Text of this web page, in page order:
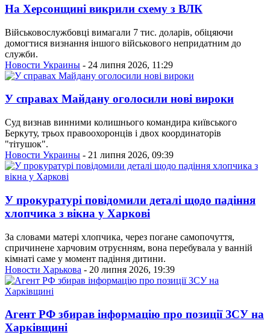
На Херсонщині викрили схему з ВЛК
Військовослужбовці вимагали 7 тис. доларів, обіцяючи
домогтися визнання іншого військового непридатним до
служби.
Новости Украины - 24 липня 2026, 11:29
У справах Майдану оголосили нові вироки
Суд визнав винними колишнього командира київського
Беркуту, трьох правоохоронців і двох координаторів
"тітушок".
Новости Украины - 21 липня 2026, 09:39
У прокуратурі повідомили деталі щодо падіння
хлопчика з вікна у Харкові
За словами матері хлопчика, через погане самопочуття,
спричинене харчовим отруєнням, вона перебувала у ванній
кімнаті саме у момент падіння дитини.
Новости Харькова - 20 липня 2026, 19:39
Агент РФ збирав інформацію про позиції ЗСУ на
Харківщині